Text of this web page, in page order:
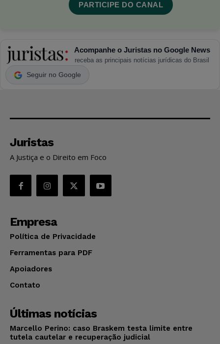
PARTICIPE DO CANAL
Acompanhe o Juristas no Google News
receba as principais notícias jurídicas do Brasil
Seguir no Google
Juristas
A Justiça e o Direito em Foco
Empresa
Política de Privacidade
Ferramentas para PDF
Apoiadores
Contato
Últimas notícias
Marcello Perino: caso Braskem testa limite entre
tutela cautelar e recuperação judicial